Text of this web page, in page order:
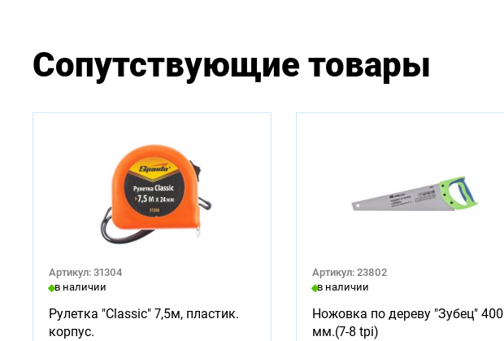
Сопутствующие товары
Артикул: 31304
в наличии
Рулетка "Classic" 7,5м, пластик.
корпус.
Артикул: 23802
в наличии
Ножовка по дереву "Зубец" 400
мм.(7-8 tpi)